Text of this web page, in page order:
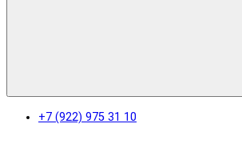
+7 (922) 975 31 10